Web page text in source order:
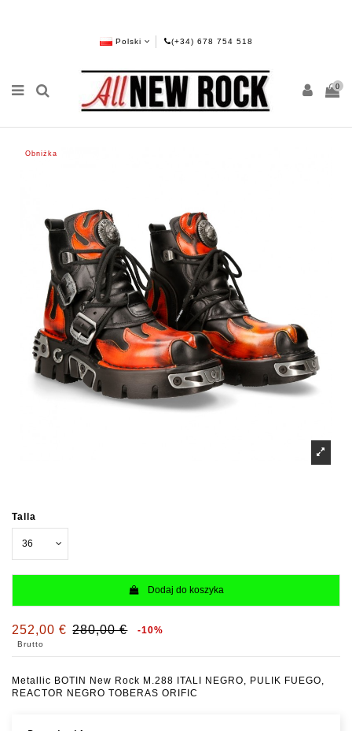
Polski (+34) 678 754 518
0
Obniżka
Talla
Dodaj do koszyka
252,00 € 280,00 € -10%
Brutto
Metallic BOTIN New Rock M.288 ITALI NEGRO, PULIK FUEGO,
REACTOR NEGRO TOBERAS ORIFIC